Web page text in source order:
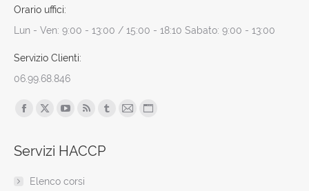
Orario uffici:
Lun - Ven: 9:00 - 13:00 / 15:00 - 18:10 Sabato: 9:00 - 13:00
Servizio Clienti:
06.99.68.846
Find us on:
Facebook
opens
new
X
opens
new
opens
new
opens
TumblrMailSito
Servizi HACCP
Elenco corsi